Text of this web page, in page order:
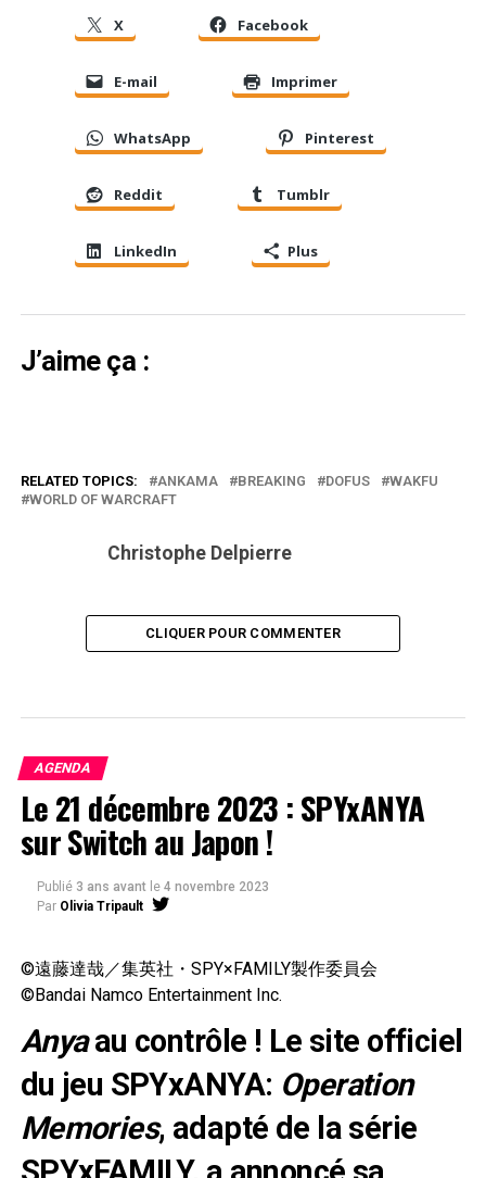
X Facebook
E-mail Imprimer
WhatsApp Pinterest
Reddit Tumblr
LinkedIn Plus
J’aime ça :
RELATED TOPICS: ANKAMA BREAKING DOFUS
WAKFU
WORLD OF WARCRAFT
Christophe Delpierre
CLIQUER POUR COMMENTER
AGENDA
Le 21 décembre 2023 : SPYxANYA
sur Switch au Japon !
Publié 3 ans avant le 4 novembre 2023
Par Olivia Tripault
©遠藤達哉／集英社・SPY×FAMILY製作委員会
©Bandai Namco Entertainment Inc.
Anyaau contrôle ! Le site officiel
du jeu SPYxANYA: Operation
Memories, adapté de la série